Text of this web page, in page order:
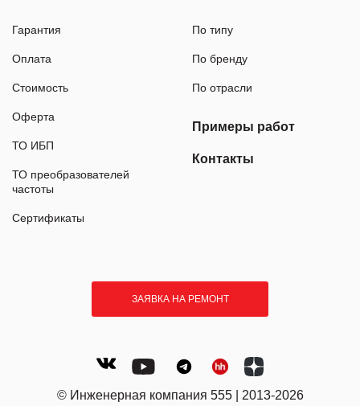
Гарантия
Оплата
Стоимость
Оферта
ТО ИБП
ТО преобразователей
частоты
Сертификаты
По типу
По бренду
По отрасли
Примеры работ
Контакты
ЗАЯВКА НА РЕМОНТ
© Инженерная компания 555 | 2013-2026